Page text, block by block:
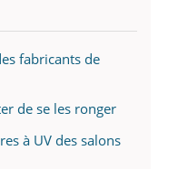
fabricants de
de se les ronger
à UV des salons